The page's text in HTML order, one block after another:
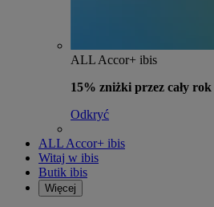
ALL Accor+ ibis
15% zniżki przez cały rok
Odkryć
ALL Accor+ ibis
Witaj w ibis
Butik ibis
Więcej